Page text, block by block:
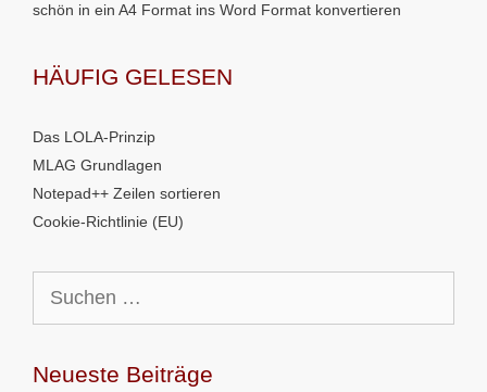
schön in ein A4 Format ins Word Format konvertieren
HÄUFIG GELESEN
Das LOLA-Prinzip
MLAG Grundlagen
Notepad++ Zeilen sortieren
Cookie-Richtlinie (EU)
nach:
Neueste Beiträge